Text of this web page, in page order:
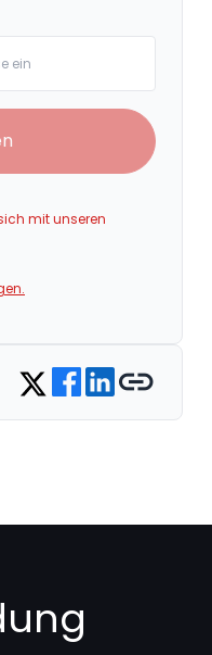
mit unseren
Share on Twitter
Share on Facebook
Share on LinkedIn
Copy link